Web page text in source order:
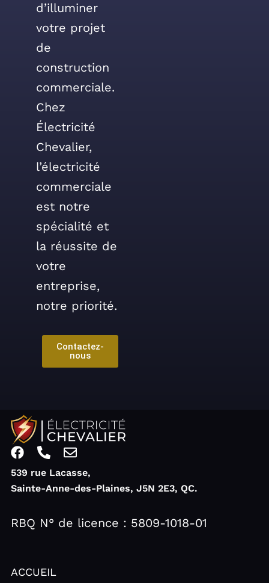
d’illuminer
votre projet
de
construction
commerciale.
Chez
Électricité
Chevalier,
l’électricité
commerciale
est notre
spécialité et
la réussite de
votre
entreprise,
notre priorité.
Contactez-
nous
F
c
e
o
o
P
o
n
-
a
E
v
e
o
p
539 rue Lacasse,
Sainte-Anne-des-Plaines, J5N 2E3, QC.
RBQ N° de licence : 5809-1018-01
ACCUEIL